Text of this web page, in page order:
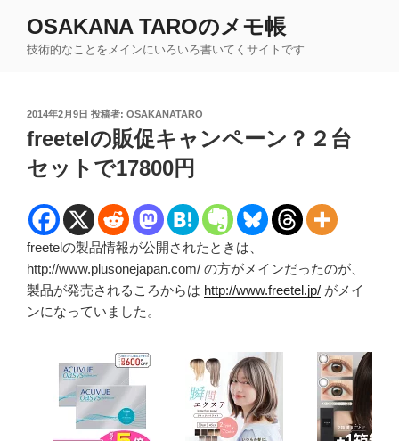
OSAKANA TAROのメモ帳
技術的なことをメインにいろいろ書いてくサイトです
投
稿
日:
2014年2月9日 投稿者: OSAKANATARO
freetelの販促キャンペーン？２台
セットで17800円
freetelの製品情報が公開されたときは、
http://www.plusonejapan.com/ の方がメインだったのが、
製品が発売されるころからは http://www.freetel.jp/ がメイ
ンになっていました。